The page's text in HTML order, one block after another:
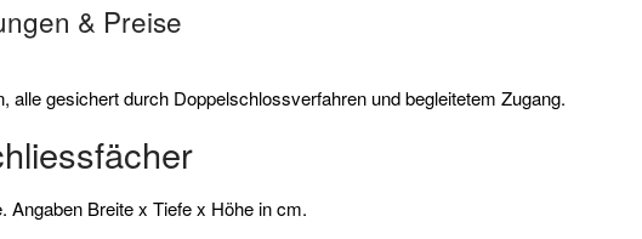
& Preise
gesichert durch Doppelschlossverfahren und begleitetem Zugang.
Breite x Tiefe x Höhe in cm.